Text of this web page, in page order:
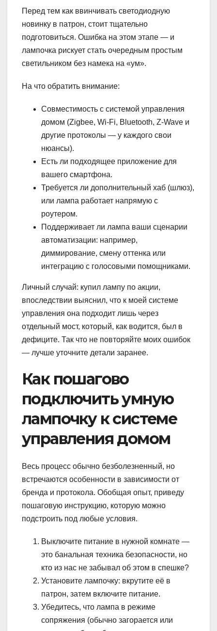
Перед тем как ввинчивать светодиодную
новинку в патрон, стоит тщательно
подготовиться. Ошибка на этом этапе — и
лампочка рискует стать очередным простым
светильником без намека на «ум».
На что обратить внимание:
Совместимость с системой управления
домом (Zigbee, Wi-Fi, Bluetooth, Z-Wave и
другие протоколы — у каждого свои
нюансы).
Есть ли подходящее приложение для
вашего смартфона.
Требуется ли дополнительный хаб (шлюз),
или лампа работает напрямую с
роутером.
Поддерживает ли лампа ваши сценарии
автоматизации: например,
диммирование, смену оттенка или
интеграцию c голосовыми помощниками.
Личный случай: купил лампу по акции,
впоследствии выяснил, что к моей системе
управления она подходит лишь через
отдельный мост, который, как водится, был в
дефиците. Так что не повторяйте моих ошибок
— лучше уточните детали заранее.
Как пошагово
подключить умную
лампочку к системе
управления домом
Весь процесс обычно безболезненный, но
встречаются особенности в зависимости от
бренда и протокола. Обобщая опыт, приведу
пошаговую инструкцию, которую можно
подстроить под любые условия.
Выключите питание в нужной комнате —
это банальная техника безопасности, но
кто из нас не забывал об этом в спешке?
Установите лампочку: вкрутите её в
патрон, затем включите питание.
Убедитесь, что лампа в режиме
сопряжения (обычно загорается или